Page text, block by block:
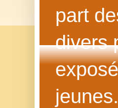
part
divers